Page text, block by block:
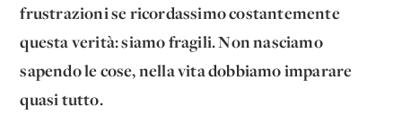
frustrazioni se ricordassimo costantemente
questa verità: siamo fragili. Non nasciamo
sapendo le cose, nella vita dobbiamo imparare
quasi tutto.